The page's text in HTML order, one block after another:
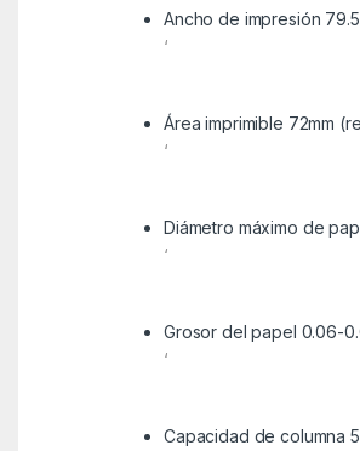
Ancho de impresión
‘
Área imprimible 72mm
‘
Diámetro máximo de
‘
Grosor del papel 0.06-
‘
Capacidad de columna